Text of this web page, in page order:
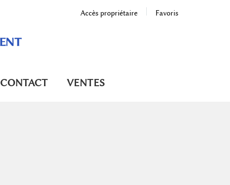
Favoris
Accès propriétaire
CONTACT VENTES